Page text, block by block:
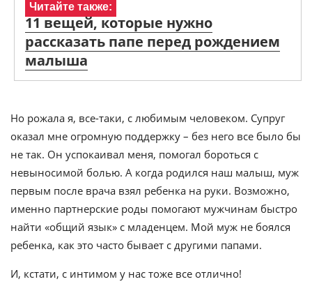
Читайте также:
11 вещей, которые нужно
рассказать папе перед рождением
малыша
Но рожала я, все-таки, с любимым человеком. Супруг
оказал мне огромную поддержку – без него все было бы
не так. Он успокаивал меня, помогал бороться с
невыносимой болью. А когда родился наш малыш, муж
первым после врача взял ребенка на руки. Возможно,
именно партнерские роды помогают мужчинам быстро
найти «общий язык» с младенцем. Мой муж не боялся
ребенка, как это часто бывает с другими папами.
И, кстати, с интимом у нас тоже все отлично!